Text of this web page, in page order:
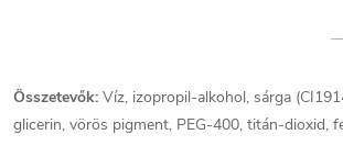
Összetevők: Víz, izopropil-alkohol, sárga
glicerin, vörös pigment, PEG-400, titán-dioxid,